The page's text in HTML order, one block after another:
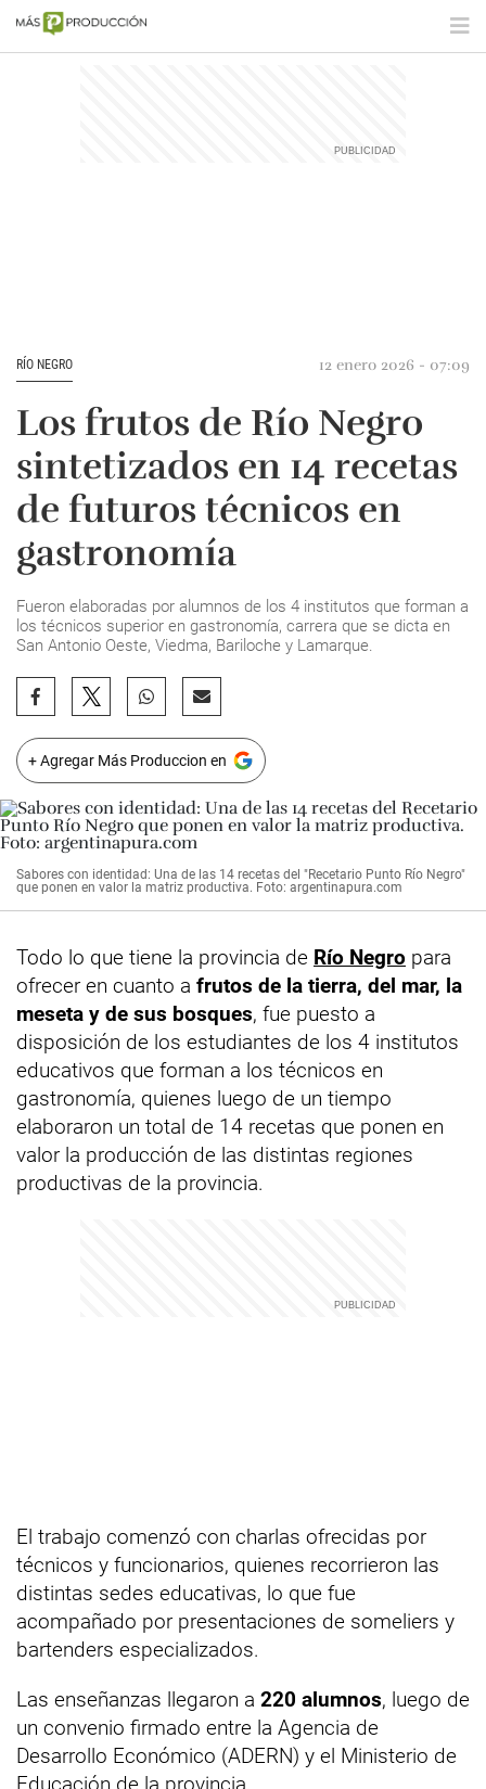
RÍO NEGRO 12 enero 2026 - 07:09
Los frutos de Río Negro
sintetizados en 14 recetas
de futuros técnicos en
gastronomía
Fueron elaboradas por alumnos de los 4 institutos que forman a
los técnicos superior en gastronomía, carrera que se dicta en
San Antonio Oeste, Viedma, Bariloche y Lamarque.
+ Agregar Más Produccion en
Sabores con identidad: Una de las 14 recetas del "Recetario Punto Río Negro"
que ponen en valor la matriz productiva. Foto: argentinapura.com
Todo lo que tiene la provincia de Río Negro para
ofrecer en cuanto a frutos de la tierra, del mar, la
meseta y de sus bosques, fue puesto a
disposición de los estudiantes de los 4 institutos
educativos que forman a los técnicos en
gastronomía, quienes luego de un tiempo
elaboraron un total de 14 recetas que ponen en
valor la producción de las distintas regiones
productivas de la provincia.
El trabajo comenzó con charlas ofrecidas por
técnicos y funcionarios, quienes recorrieron las
distintas sedes educativas, lo que fue
acompañado por presentaciones de someliers y
bartenders especializados.
Las enseñanzas llegaron a 220 alumnos, luego de
un convenio firmado entre la Agencia de
Desarrollo Económico (ADERN) y el Ministerio de